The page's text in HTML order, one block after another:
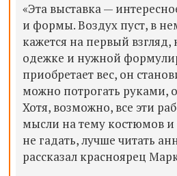
«Эта выставка —
и формы. Воздух пуст, в
кажется на первый
одежке и нужной
приобретает вес, он
можно потрогать руками,
Хотя, возможно, все эти
мысли на тему костюмов и
не гадать, лучше читать
рассказал красноярец